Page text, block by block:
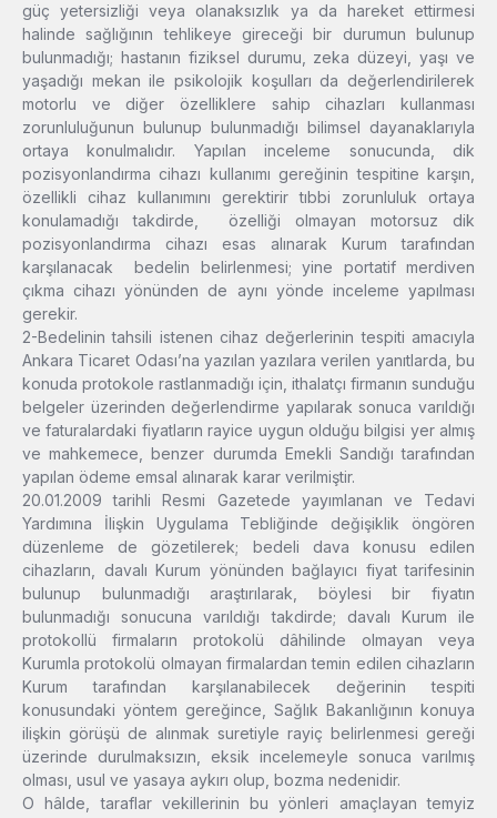
güç yetersizliği veya olanaksızlık ya da hareket ettirmesi
halinde sağlığının tehlikeye gireceği bir durumun bulunup
bulunmadığı; hastanın fiziksel durumu, zeka düzeyi, yaşı ve
yaşadığı mekan ile psikolojik koşulları da değerlendirilerek
motorlu ve diğer özelliklere sahip cihazları kullanması
zorunluluğunun bulunup bulunmadığı bilimsel dayanaklarıyla
ortaya konulmalıdır. Yapılan inceleme sonucunda, dik
pozisyonlandırma cihazı kullanımı gereğinin tespitine karşın,
özellikli cihaz kullanımını gerektirir tıbbi zorunluluk ortaya
konulamadığı takdirde, özelliği olmayan motorsuz dik
pozisyonlandırma cihazı esas alınarak Kurum tarafından
karşılanacak bedelin belirlenmesi; yine portatif merdiven
çıkma cihazı yönünden de aynı yönde inceleme yapılması
gerekir.
2-Bedelinin tahsili istenen cihaz değerlerinin tespiti amacıyla
Ankara Ticaret Odası’na yazılan yazılara verilen yanıtlarda, bu
konuda protokole rastlanmadığı için, ithalatçı firmanın sunduğu
belgeler üzerinden değerlendirme yapılarak sonuca varıldığı
ve faturalardaki fiyatların rayice uygun olduğu bilgisi yer almış
ve mahkemece, benzer durumda Emekli Sandığı tarafından
yapılan ödeme emsal alınarak karar verilmiştir.
20.01.2009 tarihli Resmi Gazetede yayımlanan ve Tedavi
Yardımına İlişkin Uygulama Tebliğinde değişiklik öngören
düzenleme de gözetilerek; bedeli dava konusu edilen
cihazların, davalı Kurum yönünden bağlayıcı fiyat tarifesinin
bulunup bulunmadığı araştırılarak, böylesi bir fiyatın
bulunmadığı sonucuna varıldığı takdirde; davalı Kurum ile
protokollü firmaların protokolü dâhilinde olmayan veya
Kurumla protokolü olmayan firmalardan temin edilen cihazların
Kurum tarafından karşılanabilecek değerinin tespiti
konusundaki yöntem gereğince, Sağlık Bakanlığının konuya
ilişkin görüşü de alınmak suretiyle rayiç belirlenmesi gereği
üzerinde durulmaksızın, eksik incelemeyle sonuca varılmış
olması, usul ve yasaya aykırı olup, bozma nedenidir.
O hâlde, taraflar vekillerinin bu yönleri amaçlayan temyiz